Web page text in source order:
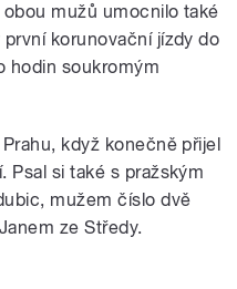
mužů umocnilo také
korunovační jízdy do
hodin soukromým
když konečně přijel
Psal si také s pražským
mužem číslo dvě
ze Středy.